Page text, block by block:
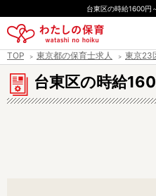
ー
の
先
頭
台東区の時給1600円
TOP 東京都の保育士求人 東京23
台東区の時給
都道府県
エリア情報